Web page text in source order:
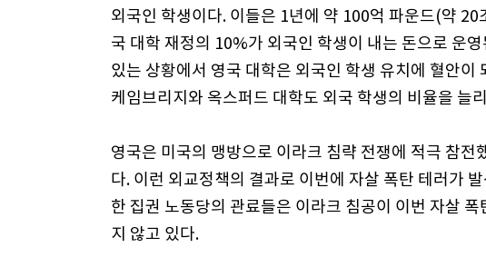
외국인 학생이다. 이들은 1년에 약 100억 파운드(약 20
국 대학 재정의 10%가 외국인 학생이 내는 돈으로 운
있는 상황에서 영국 대학은 외국인 학생 유치에 혈안이
케임브리지와 옥스퍼드 대학도 외국 학생의 비율을 늘
영국은 미국의 맹방으로 이라크 침략 전쟁에 적극 참
다. 이런 외교정책의 결과로 이번에 자살 폭탄 테러가
한 집권 노동당의 관료들은 이라크 침공이 이번 자살
지 않고 있다.